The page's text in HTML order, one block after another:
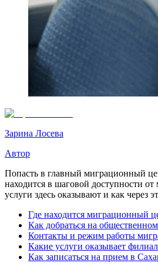
Зарина Лосева
Автор
Попасть в главный миграционный
находится в шаговой доступности
услуги здесь оказывают и как через
Где находится миграционный
Как добраться на
Контакты и режим работы
Какие услуги оказывает
Как записаться на прием в